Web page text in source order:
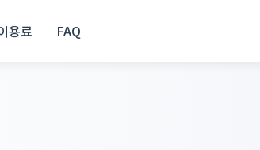
용료 FAQ